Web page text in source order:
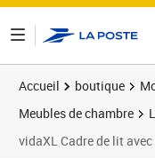
Accueil boutique
Meubles de chambre
vidaXL Cadre de lit